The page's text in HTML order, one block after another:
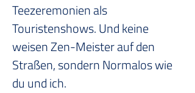
Teezeremonien als
Touristenshows. Und keine
weisen Zen-Meister auf den
Straßen, sondern Normalos wie
du und ich.